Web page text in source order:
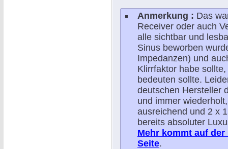
Anmerkung : Das
Receiver oder auch
alle sichtbar und
Sinus beworben
Impedanzen) und
Klirrfaktor habe
bedeuten sollte.
deutschen Hersteller
und immer
ausreichend und 2 x
bereits absoluter
Mehr kommt auf
Seite.